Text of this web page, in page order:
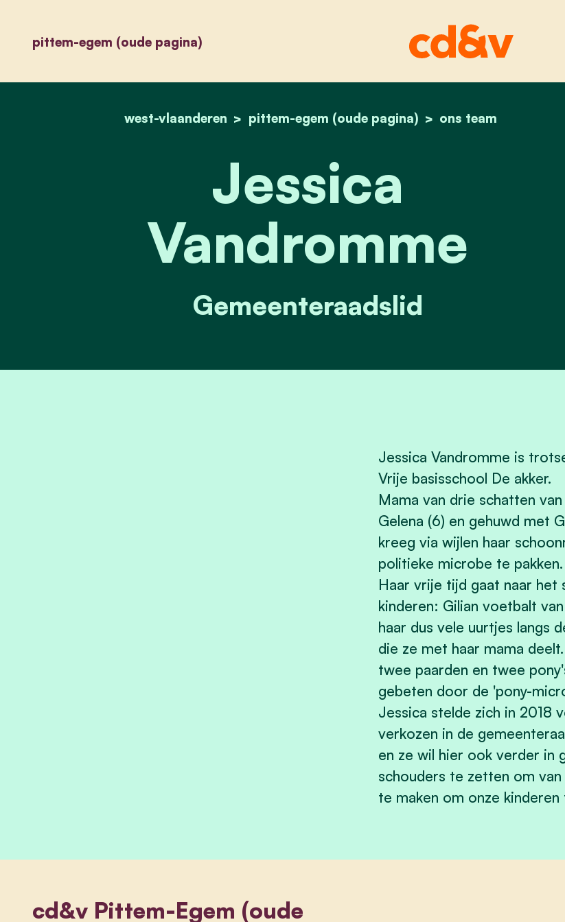
pittem-egem (oude pagina)
home
west-vlaanderen pittem-egem (oude pagina) ons team
jessica vandromme
Jessica
Vandromme
Gemeenteraadslid
Jessica Vandromme is
Vrije basisschool De akker.
Mama van drie schatten
Gelena (6) en gehuwd met
kreeg via wijlen haar
politieke microbe te pakken.
Haar vrije tijd gaat naar
kinderen: Gilian voetbalt
haar dus vele uurtjes langs
die ze met haar mama
twee paarden en twee
gebeten door de 'pony-
Jessica stelde zich in 2018
verkozen in de
en ze wil hier ook verder in
schouders te zetten om
te maken om onze
cd&v Pittem-Egem (oude